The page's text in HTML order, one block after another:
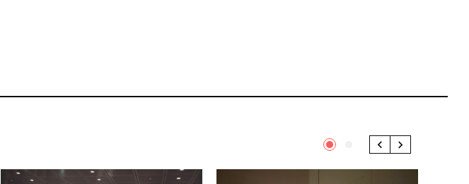
1 Previous
Next